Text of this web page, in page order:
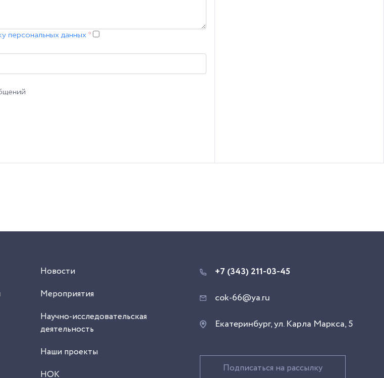
персональных данных*
Новости
Мероприятия
Научно-исследовательская
деятельность
Наши проекты
НОК
+7 (343) 211-03-45
cok-66@ya.ru
Екатеринбург, ул. Карла Маркса, 5
Подписаться на рассылку